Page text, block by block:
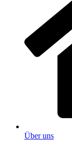
Über uns